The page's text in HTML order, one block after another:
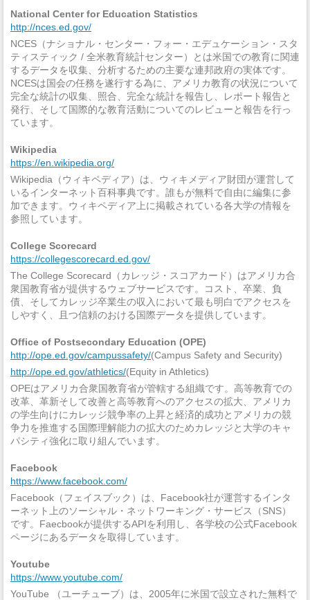
National Center for Education Statistics
http://nces.ed.gov/
NCES（ナショナル・センター・フォー・エデュケーション・スタ
ティスティック / 全米教育統計センター）とは米国での教育に関連
するデータを収集、分析するための主要な連邦政府の実体です。
NCESは国会の任務を遂行する為に、アメリカ教育の状況について
完全な統計の収集、照合、完全な統計を報告し、レポート報告と
発行、そして国際的な教育活動についてのレビューと報告を行っ
ています。
Wikipedia
https://en.wikipedia.org/
Wikipedia（ウィキペディア）は、ウィキメディア財団が運営して
いるインターネット百科事典です。誰もが無料で自由に編集に参
加できます。ウィキペディア上に掲載されている各大学の情報を
参照しています。
College Scorecard
https://collegescorecard.ed.gov/
The College Scorecard（カレッジ・スコアカード）はアメリカ合
衆国教育省が提供するウェブサービスです。コスト、卒業、負
債、そしてカレッジ卒業生の収入において最も明白でアクセスを
しやすく、且つ信頼のおける国際データを提供しています。
Office of Postsecondary Education (OPE)
http://ope.ed.gov/campussafety/(Campus Safety and Security)
http://ope.ed.gov/athletics/(Equity in Athletics)
OPEはアメリカ合衆国教育省が管轄する組織です。高等教育での
改革、革新そして改善と高等教育へのアクセスの拡大、アメリカ
の学生向けにカレッジ競争率の上昇と経済的成功とアメリカの競
争力を推進する国際理解能力の拡大のためカレッジと大学のキャ
パシティ強化に取り組んでいます。
Facebook
https://www.facebook.com/
Facebook（フェイスブック）は、Facebook社が運営するインタ
ーネット上のソーシャル・ネットワーキング・サービス（SNS）
です。Faecbookが提供するAPIを利用し、各学校の公式Facebook
ページにあるデータを取得しています。
Youtube
https://www.youtube.com/
YouTube （ユーチューブ）は、2005年に米国で設立された無料で